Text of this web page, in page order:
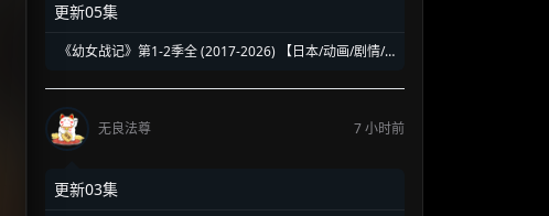
更新05集
《幼女战记》第1-2季全 (2017-2026) 【日本/动画/剧情/
异世界神作
无良法尊
7 小时前
更新03集